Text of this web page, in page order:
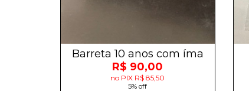
Barreta 10 anos com íma
R$ 90,00
no PIX R$ 85,50
5% off